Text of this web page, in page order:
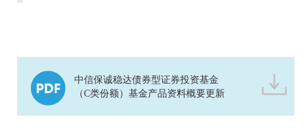
中信保诚稳达债券型证券投资基金
（C类份额）基金产品资料概要更新